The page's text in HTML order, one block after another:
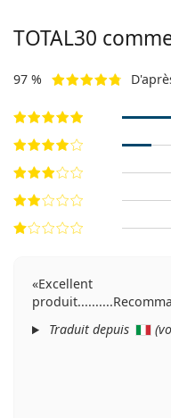
TOTAL30
97 %
Excellent
Traduit depuis
(